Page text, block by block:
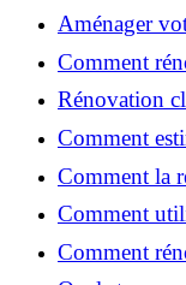
prix et conseils
Aménager
erreurs à éviter
Comment
avec 50 000
Rénovation
solution et à
Comment
?
Comment la
rentabilité de
Comment
Salt pour des
Comment
astuces bois ?